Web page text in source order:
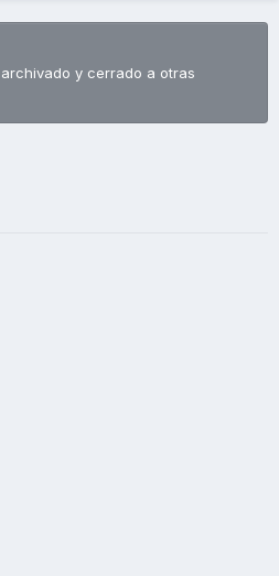
y cerrado a otras